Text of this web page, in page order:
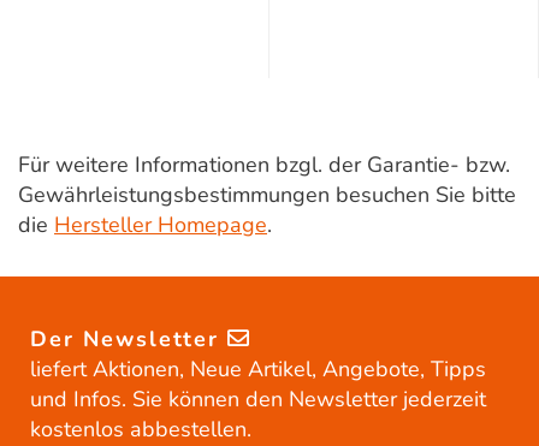
Für weitere Informationen bzgl. der Garantie- bzw.
Gewährleistungsbestimmungen besuchen Sie bitte
die Hersteller Homepage.
Der Newsletter
liefert Aktionen, Neue Artikel, Angebote, Tipps
und Infos. Sie können den Newsletter jederzeit
kostenlos abbestellen.